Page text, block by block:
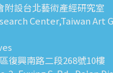
附設台北藝術產經研究室
Center,Taiwan Art
復興南路二段268號10樓